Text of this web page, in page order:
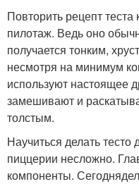
Повторить рецепт
пилотаж. Ведь оно
получается тонким,
несмотря на минимум
используют настоящее
замешивают и
толстым.
Научиться делать тесто
пиццерии несложно.
компоненты.